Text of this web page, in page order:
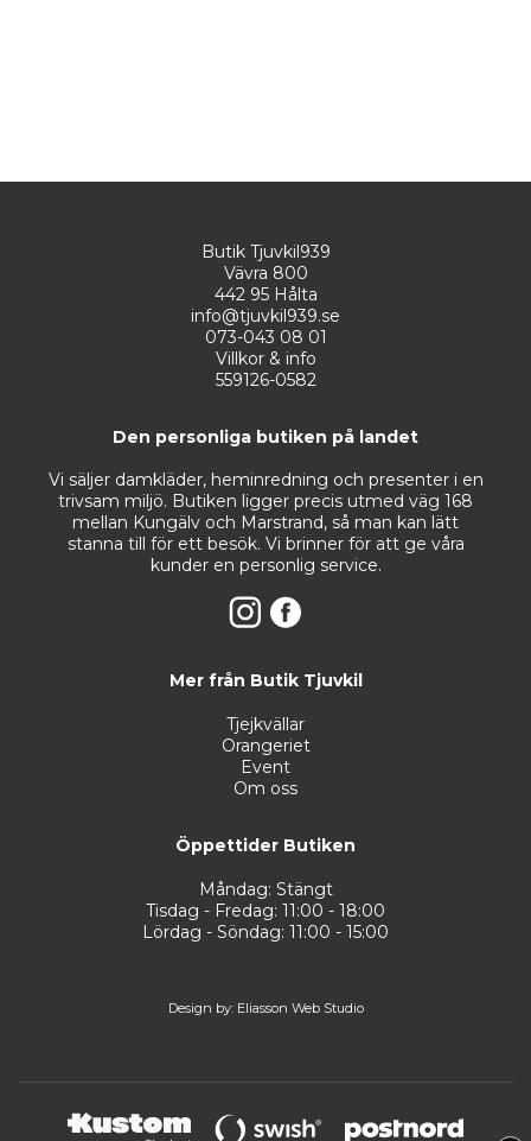
Butik Tjuvkil939
Vävra 800
442 95 Hålta
info@tjuvkil939.se
073-043 08 01
Villkor & info
559126-0582
Den personliga butiken på landet
Vi säljer damkläder, heminredning och presenter i en
trivsam miljö. Butiken ligger precis utmed väg 168
mellan Kungälv och Marstrand, så man kan lätt
stanna till för ett besök. Vi brinner för att ge våra
kunder en personlig service.
Mer från Butik Tjuvkil
Tjejkvällar
Orangeriet
Event
Om oss
Öppettider Butiken
Måndag: Stängt
Tisdag - Fredag: 11:00 - 18:00
Lördag - Söndag: 11:00 - 15:00
Design by: Eliasson Web Studio